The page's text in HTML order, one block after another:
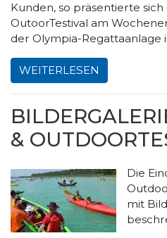
Kunden, so präsentierte sich
OutoorTestival am
der Olympia-Regattaanlage
WEITERLESEN
&
Die
mit